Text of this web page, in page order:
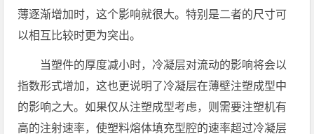
薄逐渐增加时，这个影响就很大。特别是二者的尺寸可
以相互比较时更为突出。
当塑件的厚度减小时，冷凝层对流动的影响将会以
指数形式增加，这也更说明了冷凝层在薄壁注塑成型中
的影响之大。如果仅从注塑成型考虑，则需要注塑机有
高的注射速率，使塑料熔体填充型腔的速率超过冷凝层